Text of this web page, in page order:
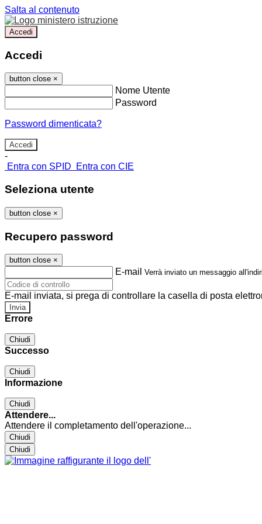
Salta al contenuto
Accedi
Accedi
button close ×
Nome Utente
Password
Password dimenticata?
-
Entra con SPID
Entra con CIE
Seleziona utente
button close ×
Recupero password
button close ×
E-mail Verrà inviato un messaggio
E-mail inviata, si prega di controllare la casella di posta
Errore
Chiudi
Successo
Chiudi
Informazione
Chiudi
Attendere...
Attendere il completamento dell'operazione...
Chiudi
Chiudi